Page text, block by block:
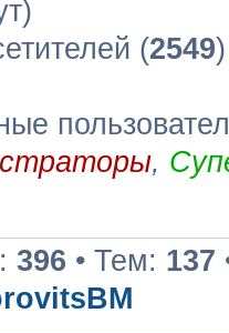
(2549
,
396 • Тем: 137